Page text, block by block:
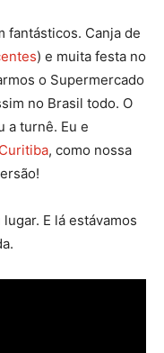
fantásticos. Canja de
) e muita festa no
o Supermercado
no Brasil todo. O
a turnê. Eu e
, como nossa
E lá estávamos